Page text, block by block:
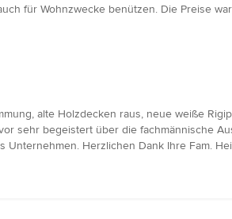
für Wohnzwecke benützen. Die Preise
alte Holzdecken raus, neue weiße
sehr begeistert über die fachmännische
Herzlichen Dank Ihre Fam.